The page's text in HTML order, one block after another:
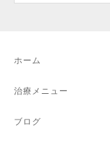
ホーム
治療メニュー
ブログ